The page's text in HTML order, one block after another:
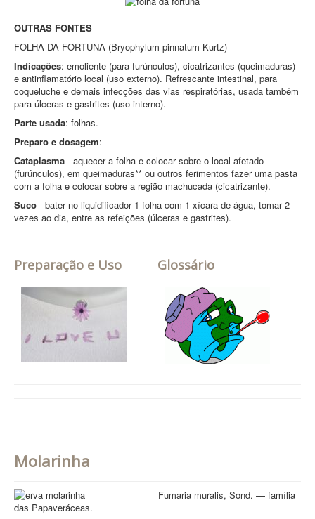
OUTRAS FONTES
FOLHA-DA-FORTUNA (Bryophylum pinnatum Kurtz)
Indicações: emoliente (para furúnculos), cicatrizantes (queimaduras)
e antinflamatório local (uso externo). Refrescante intestinal, para
coqueluche e demais infecções das vias respiratórias, usada também
para úlceras e gastrites (uso interno).
Parte usada: folhas.
Preparo e dosagem:
Cataplasma - aquecer a folha e colocar sobre o local afetado
(furúnculos), em queimaduras** ou outros ferimentos fazer uma pasta
com a folha e colocar sobre a região machucada (cicatrizante).
Suco - bater no liquidificador 1 folha com 1 xícara de água, tomar 2
vezes ao dia, entre as refeições (úlceras e gastrites).
Preparação e Uso Glossário
Molarinha
Fumaria muralis, Sond. — família
das Papaveráceas.